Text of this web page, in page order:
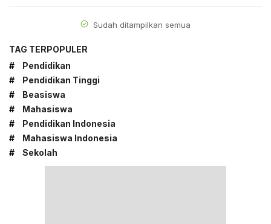
Sudah ditampilkan semua
TAG TERPOPULER
#
Pendidikan
#
Pendidikan Tinggi
#
Beasiswa
#
Mahasiswa
#
Pendidikan Indonesia
#
Mahasiswa Indonesia
#
Sekolah